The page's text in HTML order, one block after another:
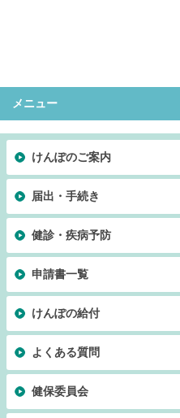
メニュー
けんぽのご案内
届出・手続き
健診・疾病予防
申請書一覧
けんぽの給付
よくある質問
健保委員会